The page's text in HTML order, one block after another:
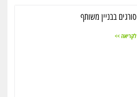
סורגים בבניין משותף
לקריאה >>